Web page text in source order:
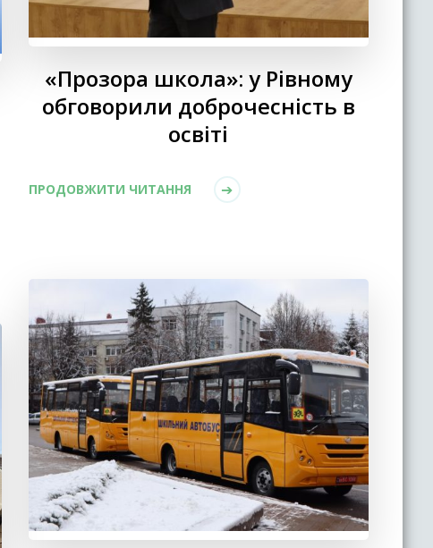
«Прозора школа»: у Рівному
обговорили доброчесність в
освіті
ПРОДОВЖИТИ ЧИТАННЯ